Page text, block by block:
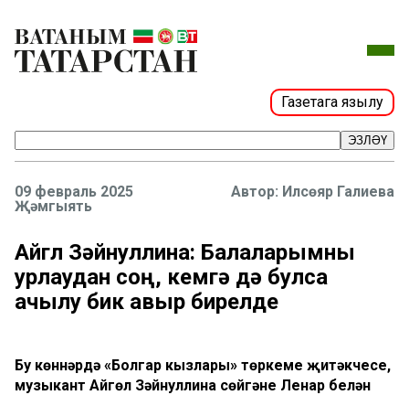
Газетага язылу
ЭЗЛӘҮ
09 февраль 2025
Җәмгыять
Илсөяр Галиева
Айгөл Зәйнуллина: Балаларымны
урлаудан соң, кемгә дә булса
ачылу бик авыр бирелде
Бу көннәрдә «Болгар кызлары» төркеме җитәкчесе,
музыкант Айгөл Зәйнуллина сөйгәне Ленар белән